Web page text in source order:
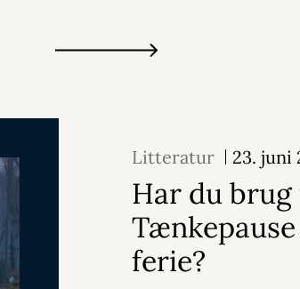
Litteratur 23. juni
Har du
ferie?